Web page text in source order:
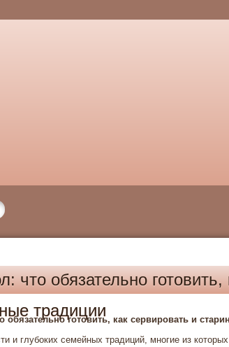
что обязательно готовить,
традиции
обязательно готовить, как сервировать и
и глубоких семейных традиций, многие из